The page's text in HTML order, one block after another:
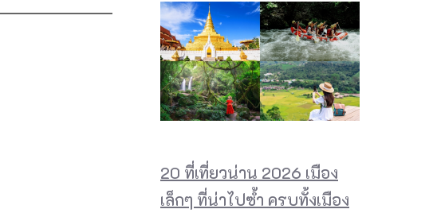
20 ที่เที่ยวน่าน 2026 เมือง
เล็กๆ ที่น่าไปซ้ำ ครบทั้งเมือง